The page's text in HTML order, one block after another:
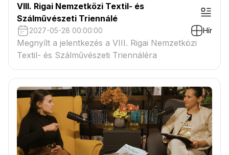
VIII. Rigai Nemzetközi Textil- és
Szálművészeti Triennálé
2027-05-28 00:00:00 Hír
Megnyílt a jelentkezés a VIII. Rigai Nemzetközi
Textil- és Szálművészeti Triennáléra